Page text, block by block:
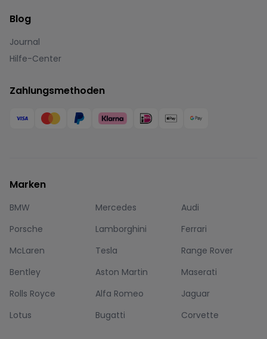
Blog
Journal
Hilfe-Center
Zahlungsmethoden
Marken
BMW Mercedes
Audi
Porsche
Lamborghini
Ferrari
McLaren
Tesla
Range Rover
Bentley
Aston Martin
Maserati
Rolls Royce
Alfa Romeo
Jaguar
Lotus
Bugatti Corvette